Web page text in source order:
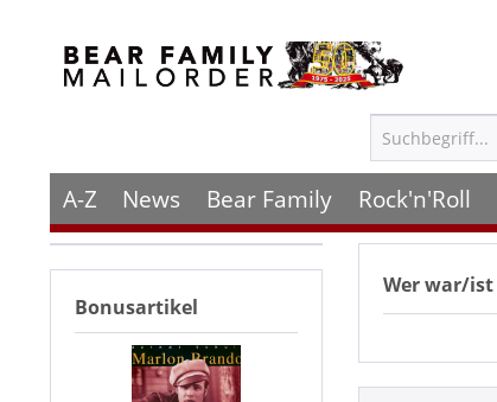
A-Z News Bear Family Rock'n'Roll
Bonusartikel
Wer war/ist